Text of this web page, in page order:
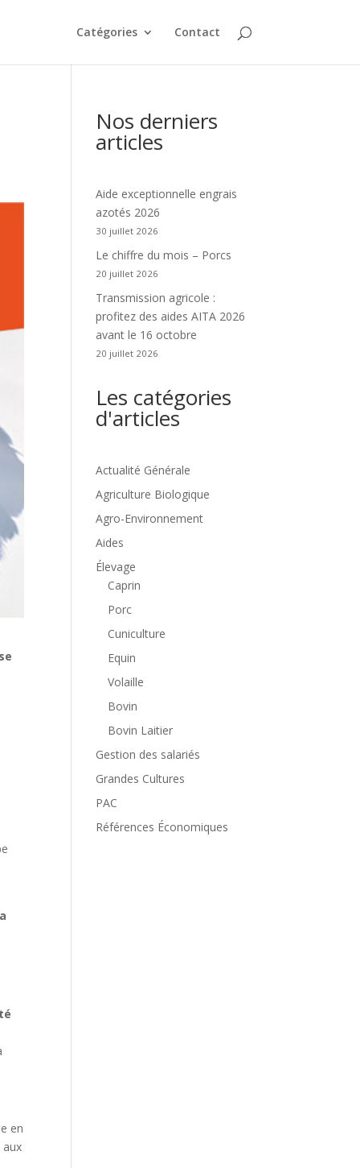
Catégories Contact
en
aux
Nos derniers
articles
Aide exceptionnelle engrais
azotés 2026
30 juillet 2026
Le chiffre du mois – Porcs
20 juillet 2026
Transmission agricole :
profitez des aides AITA 2026
avant le 16 octobre
20 juillet 2026
Les catégories
d'articles
Actualité Générale
Agriculture Biologique
Agro-Environnement
Aides
Élevage
Caprin
Porc
Cuniculture
Equin
Volaille
Bovin
Bovin Laitier
Gestion des salariés
Grandes Cultures
PAC
Références Économiques